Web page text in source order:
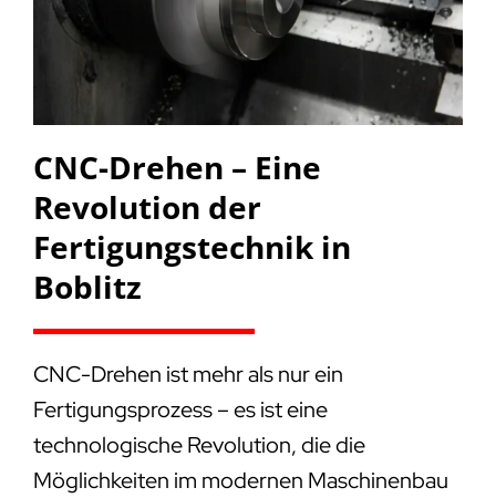
CNC-Drehen – Eine
Revolution der
Fertigungstechnik in
Boblitz
CNC-Drehen ist mehr als nur ein
Fertigungsprozess – es ist eine
technologische Revolution, die die
Möglichkeiten im modernen Maschinenbau